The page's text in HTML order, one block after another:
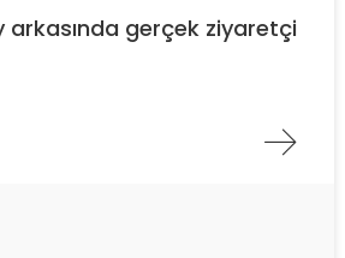
arkasında gerçek ziyaretçi